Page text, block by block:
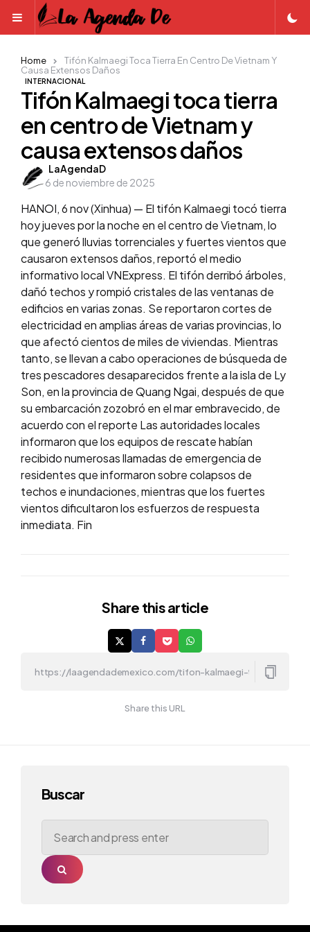
Menu
INTERNACIONAL
Tifón Kalmaegi toca tierra
en centro de Vietnam y
causa extensos daños
Posted
by
LaAgendaD
6 de noviembre de 2025
Home
Tifón Kalmaegi Toca Tierra En Centro De Vietnam Y
Causa Extensos Daños
HANOI, 6 nov (Xinhua) — El tifón Kalmaegi tocó tierra
hoy jueves por la noche en el centro de Vietnam, lo
que generó lluvias torrenciales y fuertes vientos que
causaron extensos daños, reportó el medio
informativo local VNExpress. El tifón derribó árboles,
dañó techos y rompió cristales de las ventanas de
edificios en varias zonas. Se reportaron cortes de
electricidad en amplias áreas de varias provincias, lo
que afectó cientos de miles de viviendas. Mientras
tanto, se llevan a cabo operaciones de búsqueda de
tres pescadores desaparecidos frente a la isla de Ly
Son, en la provincia de Quang Ngai, después de que
su embarcación zozobró en el mar embravecido, de
acuerdo con el reporte Las autoridades locales
informaron que los equipos de rescate habían
recibido numerosas llamadas de emergencia de
residentes que informaron sobre colapsos de
techos e inundaciones, mientras que los fuertes
vientos dificultaron los esfuerzos de respuesta
inmediata. Fin
Share this article
Share this URL
Buscar
Search
for:
Search